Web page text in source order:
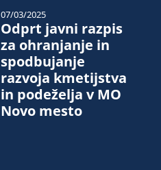
Odprt javni razpis
za ohranjanje in
spodbujanje
razvoja kmetijstva
in podeželja v MO
Novo mesto
07/03/2025